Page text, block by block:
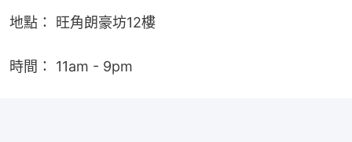
地點： 旺角朗豪坊12樓
時間： 11am - 9pm